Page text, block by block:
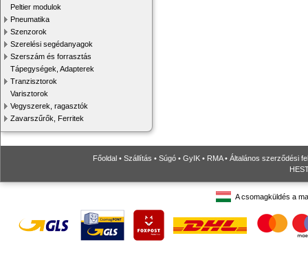
Peltier modulok
Pneumatika
Szenzorok
Szerelési segédanyagok
Szerszám és forrasztás
Tápegységek, Adapterek
Tranzisztorok
Varisztorok
Vegyszerek, ragasztók
Zavarszűrők, Ferritek
Főoldal • Szállítás • Súgó • GyIK • RMA• Általános szerződési
A csomagküldés a